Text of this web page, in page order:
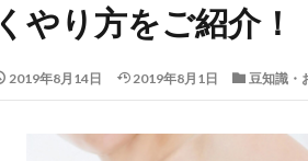
くやり方をご紹介！
2019年8月14日 2019年8月1日 豆知識・